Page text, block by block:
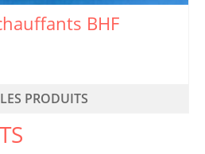
la
BHF
PRODUITS